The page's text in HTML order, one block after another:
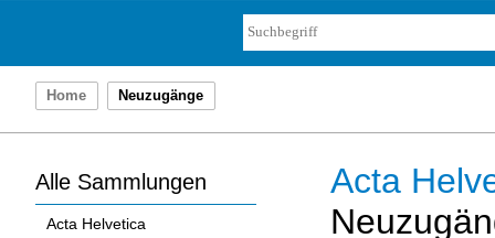
Home Neuzugänge
Alle Sammlungen
Acta Helvetica
Acta